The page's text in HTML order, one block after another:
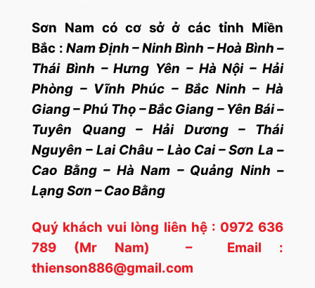
Sơn Nam có cơ sở ở các tỉnh Miền
Bắc : Nam Định – Ninh Bình – Hoà Bình –
Thái Bình – Hưng Yên – Hà Nội – Hải
Phòng – Vĩnh Phúc – Bắc Ninh – Hà
Giang – Phú Thọ – Bắc Giang – Yên Bái –
Tuyên Quang – Hải Dương – Thái
Nguyên – Lai Châu – Lào Cai – Sơn La –
Cao Bằng – Hà Nam – Quảng Ninh –
Lạng Sơn – Cao Bằng
Quý khách vui lòng liên hệ : 0972 636
789 (Mr Nam) – Email :
thienson886@gmail.com